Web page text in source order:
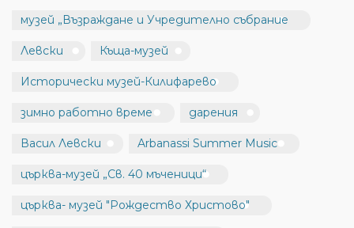
музей „Възраждане и Учредително събрание
Левски Къща-музей
Исторически музей-Килифарево
зимно работно време дарения
Васил Левски Arbanassi Summer Music
църква-музей „Св. 40 мъченици“
църква- музей "Рождество Христово"